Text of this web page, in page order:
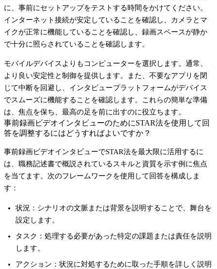
に、事前にセットアップをテストする時間をかけてください。
インターネット接続が安定していることを確認し、カメラとマ
イクが正常に機能していることを確認し、録画スペースが静か
で十分に照らされていることを確認します。
モバイルデバイスよりもコンピューターを選択します。通常、
より良い安定性と制御を提供します。また、不要なアプリを閉
じて中断を回避し、インタビュープラットフォームがデバイス
でスムーズに機能することを確認します。これらの簡単な準備
は、焦点を保ち、最高の足を前に出すのに役立ちます。
事前録画ビデオインタビューのためにSTAR法を使用して回
答を調整するにはどうすればよいですか？
事前録画ビデオインタビューでSTAR法を最大限に活用するに
は、職務記述書で概説されているスキルと資質を示す例に焦点
を当てます。次のフレームワークを使用して回答を構成しま
す：
状況 ：シナリオの文脈または背景を説明することで、舞台を
設定します。
タスク ：処理する必要があった特定の課題または責任を説明
します。
アクション ：状況に対処するために取った手順を詳しく説明